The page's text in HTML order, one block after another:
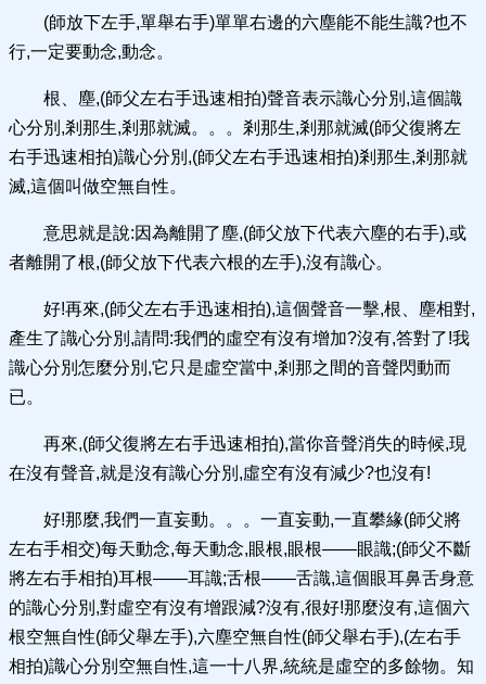
(師放下左手,單舉右手)單單右邊的六塵能不能生識?也不
行,一定要動念,動念。
根、塵,(師父左右手迅速相拍)聲音表示識心分別,這個識
心分別,剎那生,剎那就滅。。。剎那生,剎那就滅(師父復將左
右手迅速相拍)識心分別,(師父左右手迅速相拍)剎那生,剎那就
滅,這個叫做空無自性。
意思就是說:因為離開了塵,(師父放下代表六塵的右手),或
者離開了根,(師父放下代表六根的左手),沒有識心。
好!再來,(師父左右手迅速相拍),這個聲音一擊,根、塵相對,
產生了識心分別,請問:我們的虛空有沒有增加?沒有,答對了!我
識心分別怎麼分別,它只是虛空當中,剎那之間的音聲閃動而
已。
再來,(師父復將左右手迅速相拍),當你音聲消失的時候,現
在沒有聲音,就是沒有識心分別,虛空有沒有減少?也沒有!
好!那麼,我們一直妄動。。。一直妄動,一直攀緣(師父將
左右手相交)每天動念,每天動念,眼根,眼根——眼識;(師父不斷
將左右手相拍)耳根——耳識;舌根——舌識,這個眼耳鼻舌身意
的識心分別,對虛空有沒有增跟減?沒有,很好!那麼沒有,這個六
根空無自性(師父舉左手),六塵空無自性(師父舉右手),(左右手
相拍)識心分別空無自性,這一十八界,統統是虛空的多餘物。知